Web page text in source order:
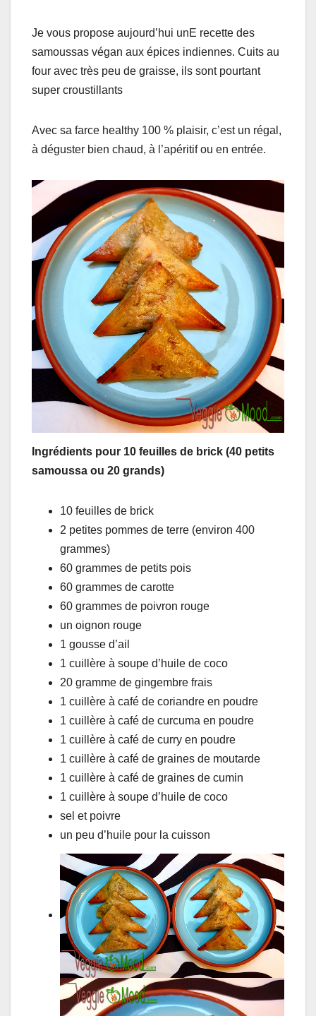
Je vous propose aujourd’hui unE recette des
samoussas végan aux épices indiennes. Cuits au
four avec très peu de graisse, ils sont pourtant
super croustillants
Avec sa farce healthy 100 % plaisir, c’est un régal,
à déguster bien chaud, à l’apéritif ou en entrée.
Ingrédients pour 10 feuilles de brick (40 petits
samoussa ou 20 grands)
10 feuilles de brick
2 petites pommes de terre (environ 400
grammes)
60 grammes de petits pois
60 grammes de carotte
60 grammes de poivron rouge
un oignon rouge
1 gousse d’ail
1 cuillère à soupe d’huile de coco
20 gramme de gingembre frais
1 cuillère à café de coriandre en poudre
1 cuillère à café de curcuma en poudre
1 cuillère à café de curry en poudre
1 cuillère à café de graines de moutarde
1 cuillère à café de graines de cumin
1 cuillère à soupe d’huile de coco
sel et poivre
un peu d’huile pour la cuisson